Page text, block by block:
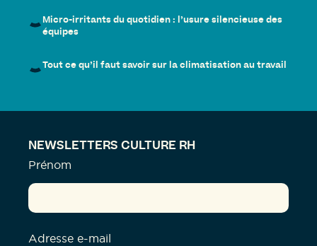
Micro-irritants du quotidien : l’usure silencieuse des
équipes
Tout ce qu’il faut savoir sur la climatisation au travail
NEWSLETTERS CULTURE RH
Prénom
Adresse e-mail